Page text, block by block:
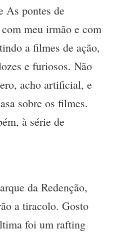
As pontes de
meu irmão e com
a filmes de ação,
e furiosos. Não
acho artificial, e
sobre os filmes.
à série de
da Redenção,
a tiracolo. Gosto
foi um rafting